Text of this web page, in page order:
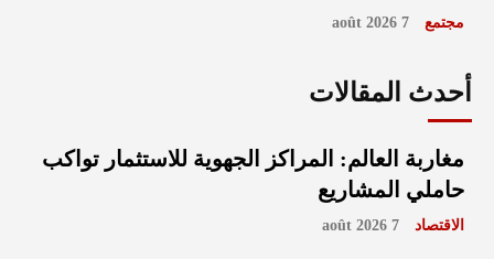
مجتمع 7 août 2026
أحدث المقالات
مغاربة العالم: المراكز الجهوية للاستثمار تواكب
حاملي المشاريع
الاقتصاد 7 août 2026